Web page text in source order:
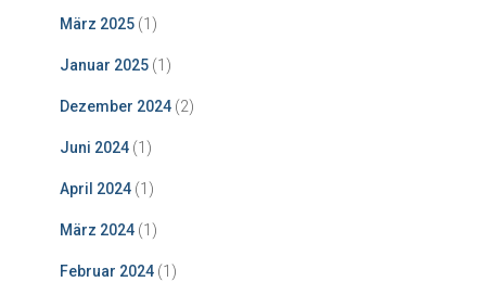
März 2025 (1)
Januar 2025 (1)
Dezember 2024 (2)
Juni 2024 (1)
April 2024 (1)
März 2024 (1)
Februar 2024 (1)